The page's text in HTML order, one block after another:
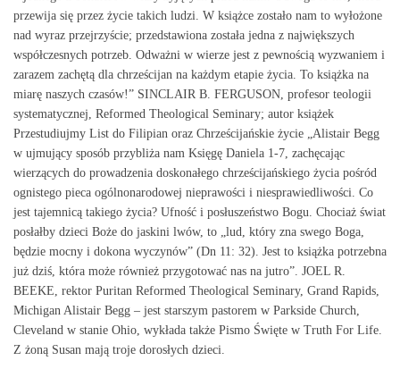
przewija się przez życie takich ludzi. W książce zostało nam to wyłożone
nad wyraz przejrzyście; przedstawiona została jedna z największych
współczesnych potrzeb. Odważni w wierze jest z pewnością wyzwaniem i
zarazem zachętą dla chrześcijan na każdym etapie życia. To książka na
miarę naszych czasów!” SINCLAIR B. FERGUSON, profesor teologii
systematycznej, Reformed Theological Seminary; autor książek
Przestudiujmy List do Filipian oraz Chrześcijańskie życie „Alistair Begg
w ujmujący sposób przybliża nam Księgę Daniela 1-7, zachęcając
wierzących do prowadzenia doskonałego chrześcijańskiego życia pośród
ognistego pieca ogólnonarodowej nieprawości i niesprawiedliwości. Co
jest tajemnicą takiego życia? Ufność i posłuszeństwo Bogu. Chociaż świat
posłałby dzieci Boże do jaskini lwów, to „lud, który zna swego Boga,
będzie mocny i dokona wyczynów” (Dn 11: 32). Jest to książka potrzebna
już dziś, która może również przygotować nas na jutro”. JOEL R.
BEEKE, rektor Puritan Reformed Theological Seminary, Grand Rapids,
Michigan Alistair Begg – jest starszym pastorem w Parkside Church,
Cleveland w stanie Ohio, wykłada także Pismo Święte w Truth For Life.
Z żoną Susan mają troje dorosłych dzieci.